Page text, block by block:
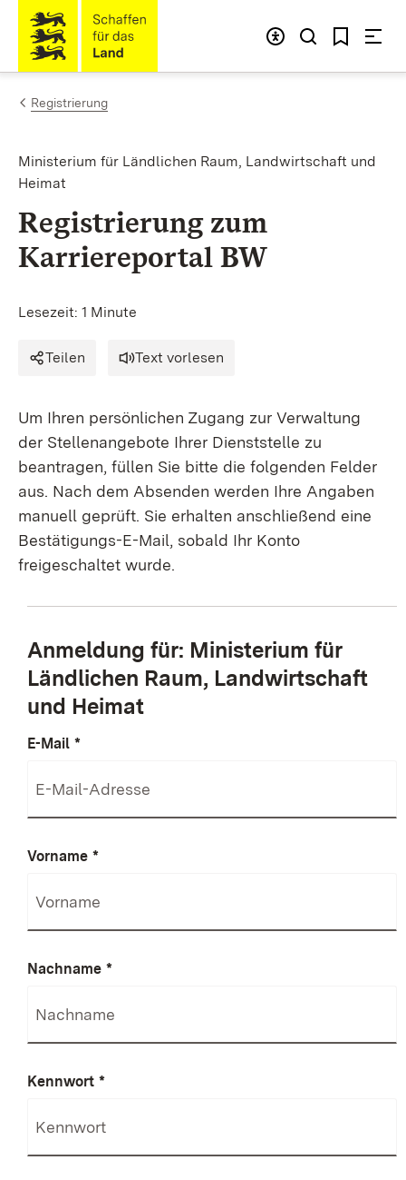
Zum Inhalt springen
Link zur Startseite
Registrierung
Ministerium für Ländlichen Raum, Landwirtschaft und
Heimat
Registrierung zum
Karriereportal BW
Lesezeit: 1 Minute
Teilen Text vorlesen
Um Ihren persönlichen Zugang zur Verwaltung
der Stellenangebote Ihrer Dienststelle zu
beantragen, füllen Sie bitte die folgenden Felder
aus. Nach dem Absenden werden Ihre Angaben
manuell geprüft. Sie erhalten anschließend eine
Bestätigungs-E-Mail, sobald Ihr Konto
freigeschaltet wurde.
Anmeldung für: Ministerium für
Ländlichen Raum, Landwirtschaft
und Heimat
E-Mail *
Vorname *
Nachname *
Kennwort *